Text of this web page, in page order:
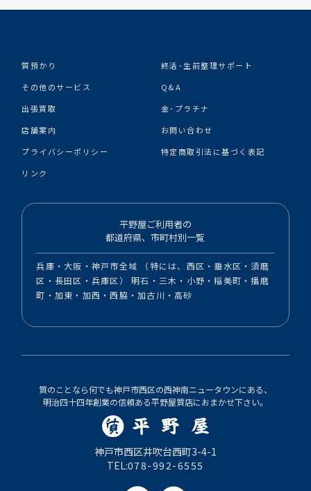
質預かり
終活･生前整理サポート
その他のサービス
Q&A
出張買取
金･プラチナ
店舗案内
お問い合わせ
プライバシーポリシー
特定商取引法に基づく表記
リンク
平野屋ご利用者の
都道府県、市町村別一覧
兵庫・大阪・神戸市全域 （特には、西区・垂水区・須磨
区・長田区・兵庫区） 明石・三木・小野・稲美町・播磨
町・加東・加西・西脇・加古川・高砂
質のことなら何でも神戸市西区の西神南ニュータウンにある、
明治四十四年創業の信頼ある平野屋質店におまかせ下さい。
神戸市西区井吹台西町3-4-1
TEL:078-992-6555